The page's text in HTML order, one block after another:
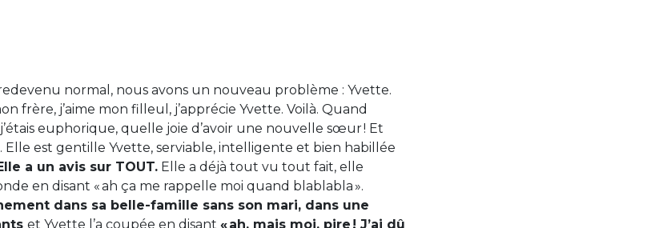
normal, nous avons un nouveau problème : Yvette.
frère, j’aime mon filleul, j’apprécie Yvette. Voilà. Quand
euphorique, quelle joie d’avoir une nouvelle sœur ! Et
Elle est gentille Yvette, serviable, intelligente et bien habillée
a un avis sur TOUT. Elle a déjà tout vu tout fait, elle
en disant « ah ça me rappelle moi quand blablabla ».
dans sa belle-famille sans son mari, dans une
et Yvette l’a coupée en disant « ah, mais moi, pire ! J’ai dû